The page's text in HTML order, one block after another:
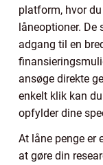
platform, hvor
låneoptioner. De
adgang til en
ansøge direkte
enkelt klik kan
opfylder dine
At låne penge er
at gøre din